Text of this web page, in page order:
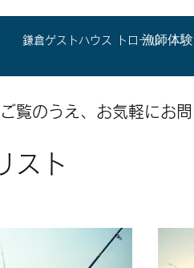
鎌倉ゲストハウス トロール漁師体
覧のうえ、お気軽にお
スト